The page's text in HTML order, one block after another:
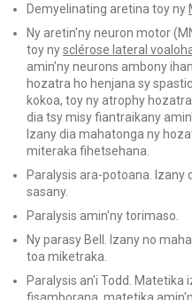
Demyelinating aretina toy ny
Ny aretin'ny neuron motor
toy nysclérose lateral
amin'ny neurons ambony
hozatra ho henjana sy
kokoa, toy ny atrophy
dia tsy misy fiantraikany
Izany dia mahatonga ny
miteraka fihetsehana.
Paralysis ara-potoana.
sasany.
Paralysis amin'ny torimaso.
Ny parasy Bell. Izany no
toa miketraka.
Paralysis an'i Todd.
fisamborana, matetika